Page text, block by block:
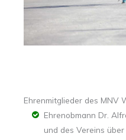
Ehrenmitglieder des MNV
Ehrenobmann Dr.
und des Vereins über